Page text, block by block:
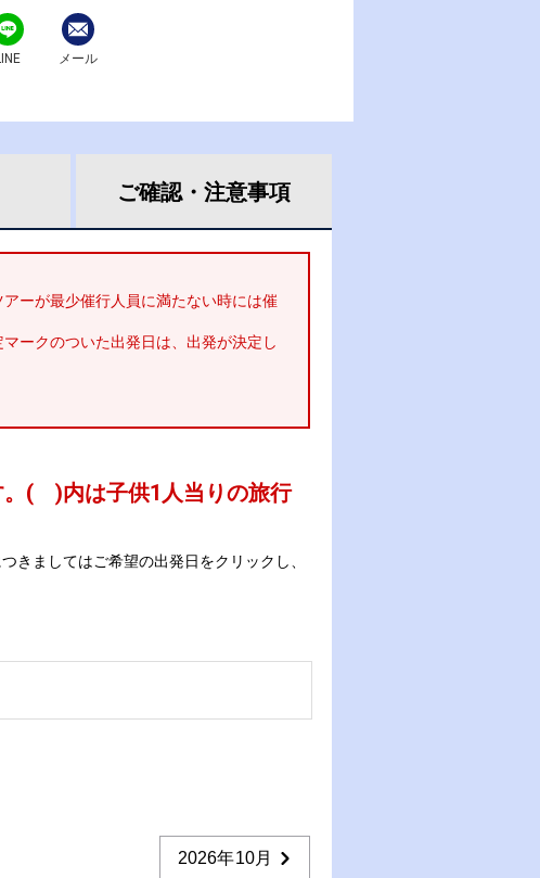
メール
ご確認・ 注意事項
ーが最少催行人員に満たない時には催
ークのついた出発日は、出発が決定し
( )内は子供1人当りの旅行
きましてはご希望の出発日をクリックし、
2026年10月